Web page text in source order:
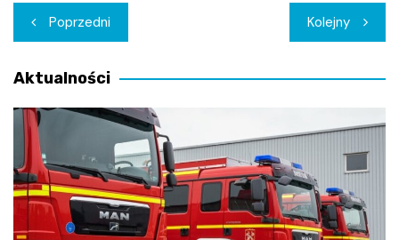
Nawigacja
wpisu
Poprzedni Kolejny
Aktualności